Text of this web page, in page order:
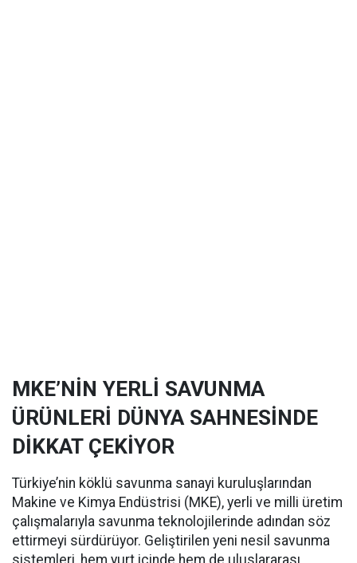
MKE’NİN YERLİ SAVUNMA
ÜRÜNLERİ DÜNYA SAHNESİNDE
DİKKAT ÇEKİYOR
Türkiye’nin köklü savunma sanayi kuruluşlarından
Makine ve Kimya Endüstrisi (MKE), yerli ve milli üretim
çalışmalarıyla savunma teknolojilerinde adından söz
ettirmeyi sürdürüyor. Geliştirilen yeni nesil savunma